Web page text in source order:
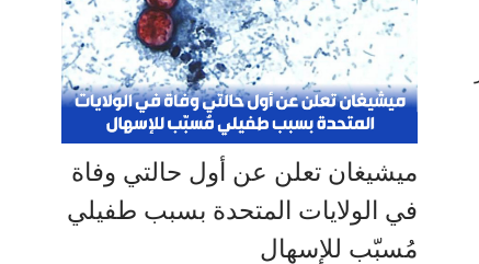
ميشيغان تعلن عن أول حالتي وفاة
في الولايات المتحدة بسبب طفيلي
مُسبّب للإسهال